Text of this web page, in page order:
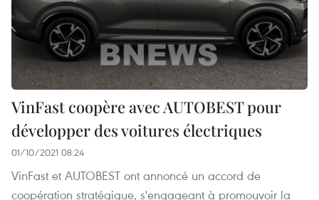
VinFast coopère avec AUTOBEST pour
développer des voitures électriques
01/10/2021 08:24
VinFast et AUTOBEST ont annoncé un accord de
coopération stratégique, s'engageant à promouvoir la